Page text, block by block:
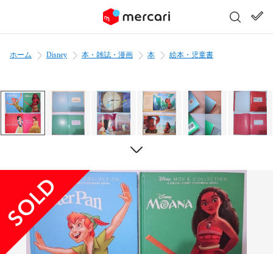
ホーム Disney 本・雑誌・漫画 本 絵本・児童書